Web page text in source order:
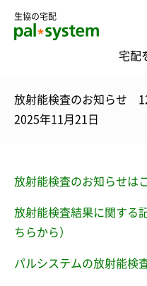
生協の宅配
宅配
放射能検査のお知らせ
2025年11月21日
放射能検査のお知らせは
放射能検査結果に関する
ちらから）
パルシステムの放射能検